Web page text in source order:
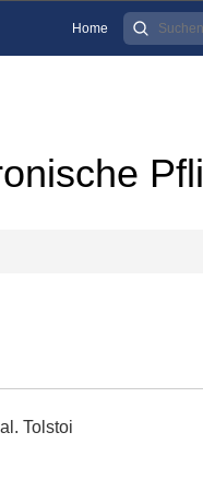
Home
Tolstoi